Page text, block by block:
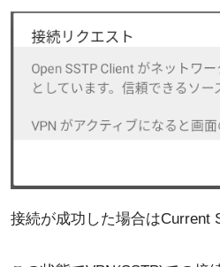
接続が成功した場合はCurrent